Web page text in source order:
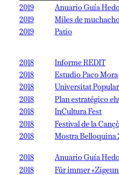
2019
Anuario Guía
2019
Miles de
2019
Patio
2018
Informe REDIT
2018
Estudio Paco Mora
2018
Universitat
2018
Plan estratégico
2018
InCultura Fest
2018
Festival de la
2018
Mostra Belloquina
2018
Anuario Guía
2018
Für immer